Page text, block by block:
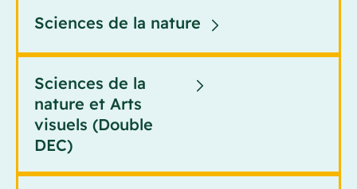
Sciences de la nature
Sciences de la
nature et Arts
visuels (Double
DEC)